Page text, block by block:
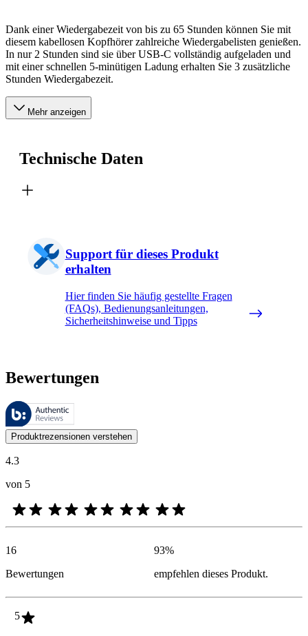
Dank einer Wiedergabezeit von bis zu 65 Stunden können Sie mit
diesem kabellosen Kopfhörer zahlreiche Wiedergabelisten genießen.
In nur 2 Stunden sind sie über USB-C vollständig aufgeladen und
mit einer schnellen 5-minütigen Ladung erhalten Sie 3 zusätzliche
Stunden Wiedergabezeit.
Mehr anzeigen
Technische Daten
Support für dieses Produkt
erhalten
Hier finden Sie häufig gestellte Fragen
(FAQs), Bedienungsanleitungen,
Sicherheitshinweise und Tipps
Bewertungen
Diese Bewertungen werden von Bazaarvoice verwaltet und
Kundenmeinungen in Form von Produkt- und Sternebewertungen
Produktrezensionen verstehen
4.3
von 5
16
Bewertungen
93%
empfehlen dieses Produkt.
5